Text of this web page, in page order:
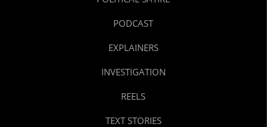
PODCAST
EXPLAINERS
INVESTIGATION
REELS
TEXT STORIES